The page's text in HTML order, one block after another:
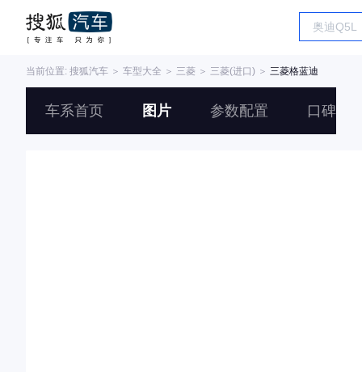
当前位置: 搜狐汽车 ＞ 车型大全 ＞ 三菱 ＞ 三菱(进口) ＞ 三菱格蓝迪
车系首页 图片 参数配置 口碑